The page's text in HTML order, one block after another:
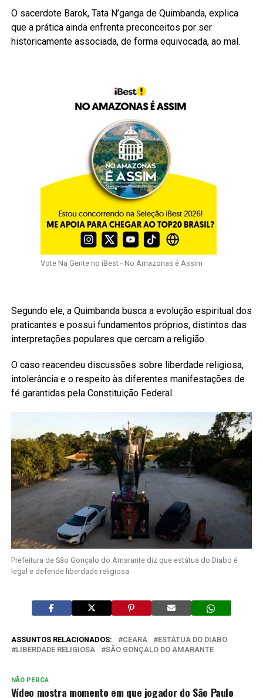
O sacerdote Barok, Tata N’ganga de Quimbanda, explica
que a prática ainda enfrenta preconceitos por ser
historicamente associada, de forma equivocada, ao mal.
Vote Na Gente no iBest - No Amazonas é Assim
Segundo ele, a Quimbanda busca a evolução espiritual dos
praticantes e possui fundamentos próprios, distintos das
interpretações populares que cercam a religião.
O caso reacendeu discussões sobre liberdade religiosa,
intolerância e o respeito às diferentes manifestações de
fé garantidas pela Constituição Federal.
Prefeitura de São Gonçalo do Amarante diz que estátua do Diabo é
legal e defende liberdade religiosa
ASSUNTOS RELACIONADOS: CEARÁ
ESTÁTUA DO DIABO
LIBERDADE RELIGIOSA
SÃO GONÇALO DO AMARANTE
NÃO PERCA
Vídeo mostra momento em que jogador do São Paulo